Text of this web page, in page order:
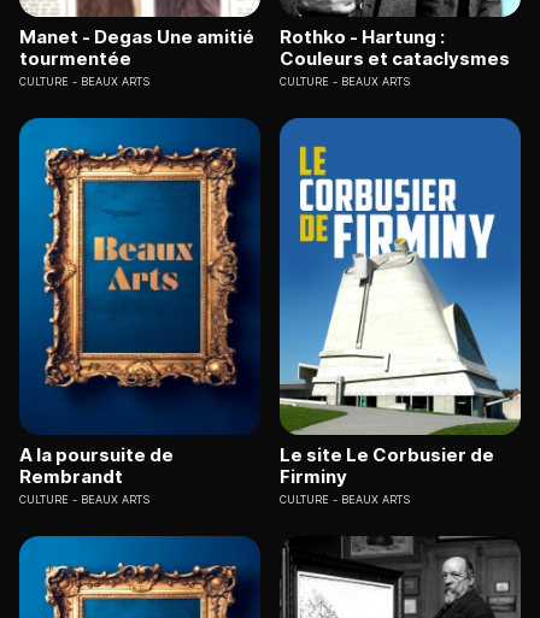
Manet - Degas Une amitié
tourmentée
CULTURE BEAUX ARTS
Rothko - Hartung :
Couleurs et cataclysmes
CULTURE BEAUX ARTS
A la poursuite de
Rembrandt
CULTURE BEAUX ARTS
Le site Le Corbusier de
Firminy
CULTURE BEAUX ARTS